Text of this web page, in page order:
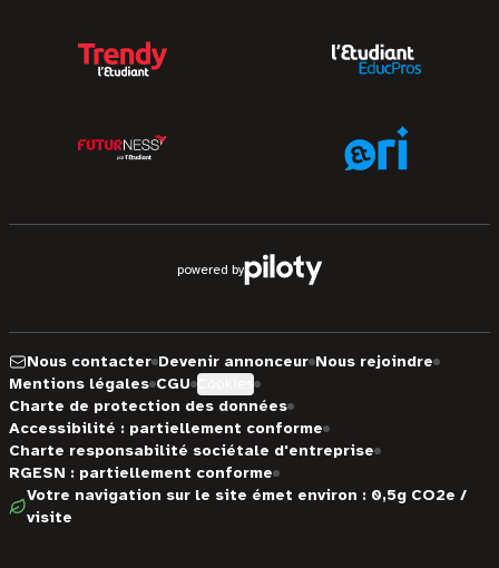
powered by
Nous contacter Devenir annonceur Nous rejoindre
Mentions légales CGU
Charte de protection des données
Accessibilité : partiellement conforme
Charte responsabilité sociétale d'entreprise
RGESN : partiellement conforme
Votre navigation sur le site émet environ : 0,5g CO2e /
visite